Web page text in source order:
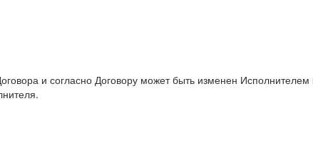
и согласно Договору может быть изменен